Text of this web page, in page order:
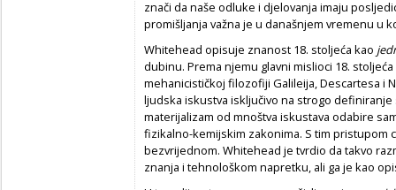
znači da naše odluke i djelovanja imaju
promišljanja važna je u današnjem vremenu u
Whitehead opisuje znanost 18. stoljeća kao
dubinu. Prema njemu glavni mislioci 18.
mehanicističkoj filozofiji Galileija, Descartesa i
ljudska iskustva isključivo na strogo
materijalizam od mnoštva iskustava odabire
fizikalno-kemijskim zakonima. S tim pristupom
bezvrijednom. Whitehead je tvrdio da takvo
znanja i tehnološkom napretku, ali ga je kao